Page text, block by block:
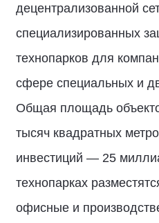
децентрализованной
специализированных
технопарков для
сфере специальных и
Общая площадь
тысяч квадратных
инвестиций — 25
технопарках
офисные и